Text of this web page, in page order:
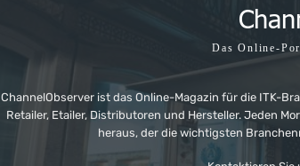
Das Online-
ChannelObserver ist das Online-Magazin für die ITK-
Retailer, Etailer, Distributoren und Hersteller. Jeden
heraus, der die wichtigsten